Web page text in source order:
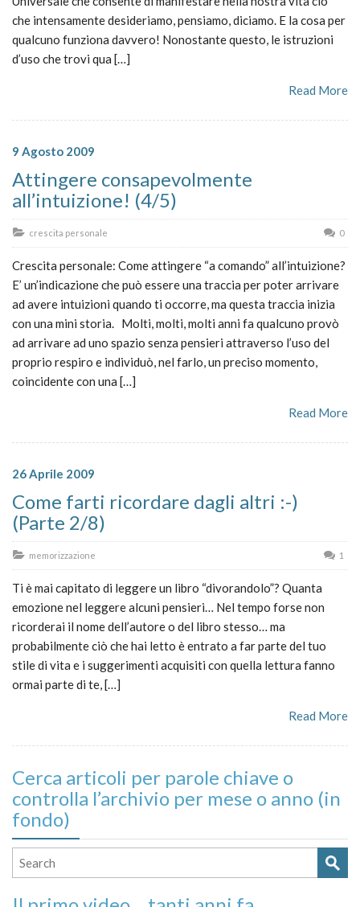
che intensamente desideriamo, pensiamo, diciamo. E la cosa per
qualcuno funziona davvero! Nonostante questo, le istruzioni
d’uso che trovi qua […]
Read More
9 Agosto 2009
Attingere consapevolmente
all’intuizione! (4/5)
crescita personale 0
Crescita personale: Come attingere “a comando” all’intuizione?
E’ un’indicazione che può essere una traccia per poter arrivare
ad avere intuizioni quando ti occorre, ma questa traccia inizia
con una mini storia. Molti, molti, molti anni fa qualcuno provò
ad arrivare ad uno spazio senza pensieri attraverso l’uso del
proprio respiro e individuò, nel farlo, un preciso momento,
coincidente con una […]
Read More
26 Aprile 2009
Come farti ricordare dagli altri :-)
(Parte 2/8)
memorizzazione 1
Ti è mai capitato di leggere un libro “divorandolo”? Quanta
emozione nel leggere alcuni pensieri… Nel tempo forse non
ricorderai il nome dell’autore o del libro stesso… ma
probabilmente ciò che hai letto è entrato a far parte del tuo
stile di vita e i suggerimenti acquisiti con quella lettura fanno
ormai parte di te, […]
Read More
Cerca articoli per parole chiave o
controlla l’archivio per mese o anno (in
fondo)